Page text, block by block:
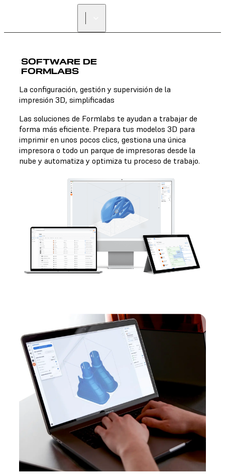
SOFTWARE DE
FORMLABS
La configuración, gestión y supervisión de la
impresión 3D, simplificadas
Las soluciones de Formlabs te ayudan a trabajar de
forma más eficiente. Prepara tus modelos 3D para
imprimir en unos pocos clics, gestiona una única
impresora o todo un parque de impresoras desde la
nube y automatiza y optimiza tu proceso de trabajo.